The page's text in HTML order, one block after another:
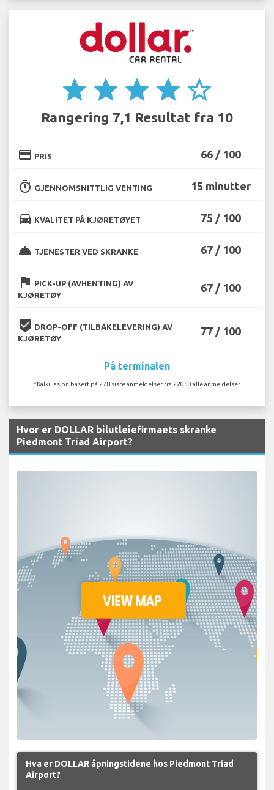
star star star star star_border
Rangering 7,1 Resultat fra 10
credit_card PRIS 66 / 100
timer GJENNOMSNITTLIG VENTING 15 minutter
directions_car KVALITET PÅ KJØRETØYET 75 / 100
room_service TJENESTER VED SKRANKE 67 / 100
flag PICK-UP (AVHENTING) AV
KJØRETØY
67 / 100
beenhere DROP-OFF (TILBAKELEVERING) AV
KJØRETØY
77 / 100
På terminalen
*Kalkulasjon basert på 278 siste anmeldelser fra 22050 alle anmeldelser.
Hvor er DOLLAR bilutleiefirmaets skranke
Piedmont Triad Airport?
Hva er DOLLAR åpningstidene hos Piedmont Triad
Airport?